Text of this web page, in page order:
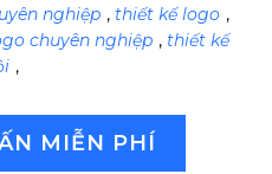
nghiệp , thiết kế logo ,
chuyên nghiệp , thiết kế
,
MIỄN PHÍ